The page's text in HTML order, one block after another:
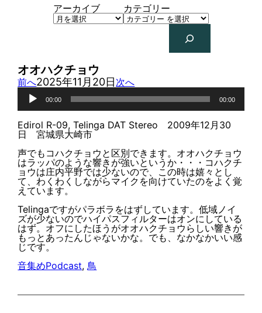
アーカイブ
カテゴリー
オオハクチョウ
前へ2025年11月20日 次へ
音
プ
レ
ー
ヤ
ー
00:00 00:00
Edirol R-09, Telinga DAT Stereo 2009年12月30
日 宮城県大崎市
声でもコハクチョウと区別できます。オオハクチョウ
はラッパのような響きが強いというか・・・コハクチ
ョウは庄内平野では少ないので、この時は嬉々とし
て、わくわくしながらマイクを向けていたのをよく覚
えています。
Telingaですがパラボラをはずしています。低域ノイ
ズが少ないのでハイパスフィルターはオンにしている
はず。オフにしたほうがオオハクチョウらしい響きが
もっとあったんじゃないかな。でも、なかなかいい感
じです。
音集めPodcast, 鳥